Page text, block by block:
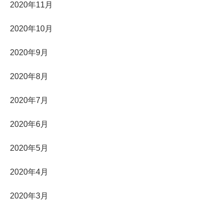
2020年11月
2020年10月
2020年9月
2020年8月
2020年7月
2020年6月
2020年5月
2020年4月
2020年3月